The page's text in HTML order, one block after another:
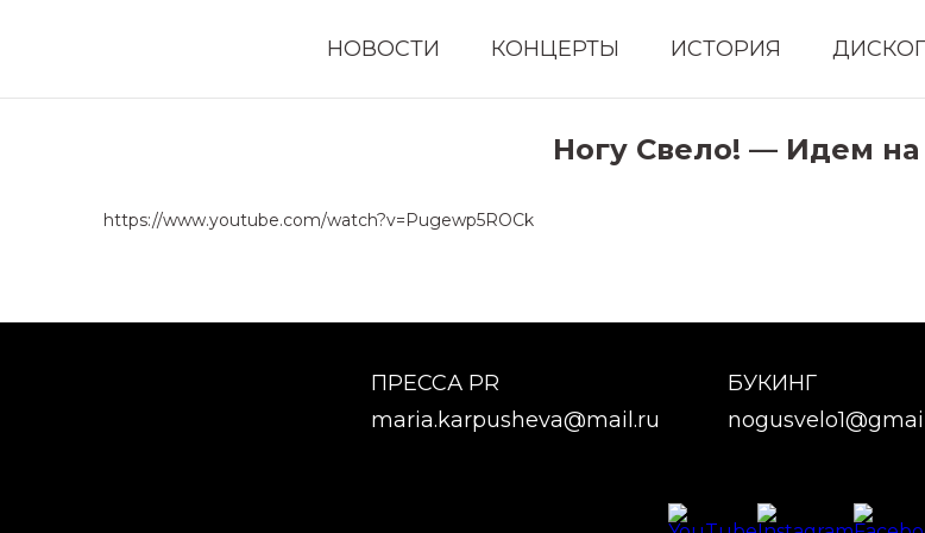
НОВОСТИ КОНЦЕРТЫ ИСТОРИЯ
Ногу Свело! — Идем на
https://www.youtube.com/watch?v=Pugewp5ROCk
ПРЕССА PR
maria.karpusheva@mail.ru
БУКИНГ